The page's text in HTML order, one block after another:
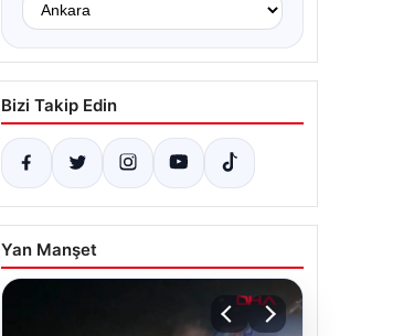
Bizi Takip Edin
Yan Manşet